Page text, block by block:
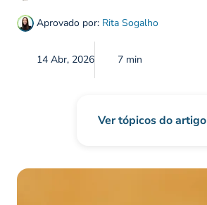
Aprovado por: Rita Sogalho
14 Abr, 2026 7 min
Ver tópicos do artigo